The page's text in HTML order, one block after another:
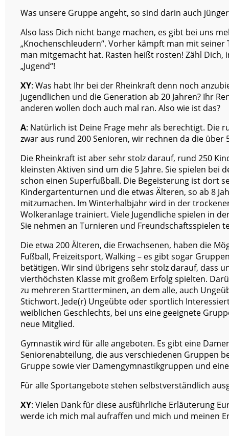
Was unsere Gruppe angeht, so sind darin auch
Also lass Dich nicht bange machen, es gibt bei uns
„Knochenschleudern“. Vorher kämpft man mit
man mitgemacht hat. Rasten heißt rosten! Zähl Dich,
„Jugend“!
XY: Was habt Ihr bei der Rheinkraft denn noch
Jugendlichen und die Generation ab 20 Jahren? Ihr
anderen wollen doch auch mal ran. Also wie ist das?
A: Natürlich ist Deine Frage mehr als berechtigt. Die
zwar aus rund 200 Senioren, wir rechnen da die über
Die Rheinkraft ist aber sehr stolz darauf, rund 250
kleinsten Aktiven sind um die 5 Jahre. Sie spielen bei
schon einen Superfußball. Die Begeisterung ist dort
Kindergartenturnen und die etwas Älteren, so ab 8
mitzumachen. Im Winterhalbjahr wird in der
Wolkeranlage trainiert. Viele Jugendliche spielen in
Sie nehmen an Turnieren und Freundschaftsspielen
Die etwa 200 Älteren, die Erwachsenen, haben die
Fußball, Freizeitsport, Walking – es gibt sogar
betätigen. Wir sind übrigens sehr stolz darauf, dass
vierthöchsten Klasse mit großem Erfolg spielten.
zu mehreren Startterminen, an dem alle, auch
Stichwort. Jede(r) Ungeübte oder sportlich
weiblichen Geschlechts, bei uns eine geeignete
neue Mitglied.
Gymnastik wird für alle angeboten. Es gibt eine
Seniorenabteilung, die aus verschiedenen Gruppen
Gruppe sowie vier Damengymnastikgruppen und
Für alle Sportangebote stehen selbstverständlich
XY: Vielen Dank für diese ausführliche Erläuterung
werde ich mich mal aufraffen und mich und meinen